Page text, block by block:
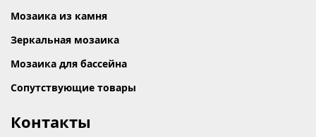
Мозаика из камня
Зеркальная мозаика
Мозаика для бассейна
Сопутствующие товары
Контакты